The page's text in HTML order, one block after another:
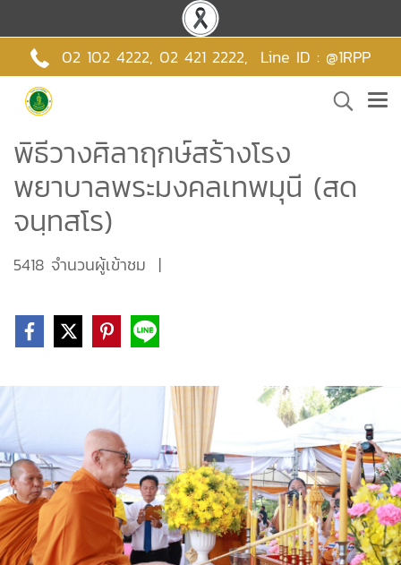
02 102 4222, 02 421 2222, Line ID : @1RPP
พิธีวางศิลาฤกษ์สร้างโรง
พยาบาลพระมงคลเทพมุนี (สด
จนฺทสโร)
5418 จำนวนผู้เข้าชม |